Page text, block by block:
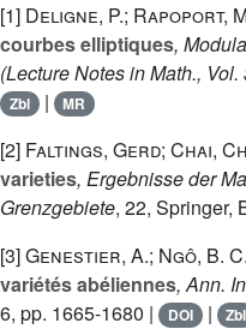
[1] Deligne, P.; Rapoport,
courbes elliptiques,
(Lecture Notes in Math., Vol.
Zbl | MR
[2] Faltings, Gerd; Chai,
varieties, Ergebnisse der
Grenzgebiete, 22, Springer,
[3]Genestier, A.; Ngô, B. C.
variétés abéliennes, Ann.
6, pp. 1665-1680 |
DOI | Zbl